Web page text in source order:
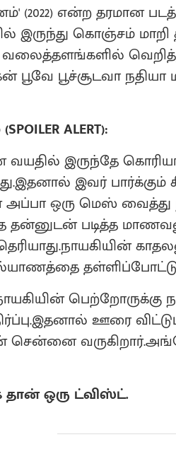
(2022) என்ற தரமான
இருந்து கொஞ்சம் மாறி
வலைத்தளங்களில்
பூச்சூடவா நதியா
ALERT):
வயதில் இருந்தே
இவர்
ஒரு மெஸ் வைத்து
தன்னுடன் படித்த
ஊரை
ஒரு ட்விஸ்ட்.